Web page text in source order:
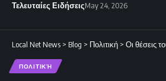
Τελευταίες ΕιδήσειςMay 24, 2026
Local Net News > Blog > Πολιτική > Οι θέσεις του Ορέν
ΠΟΛΙΤΙΚΉ